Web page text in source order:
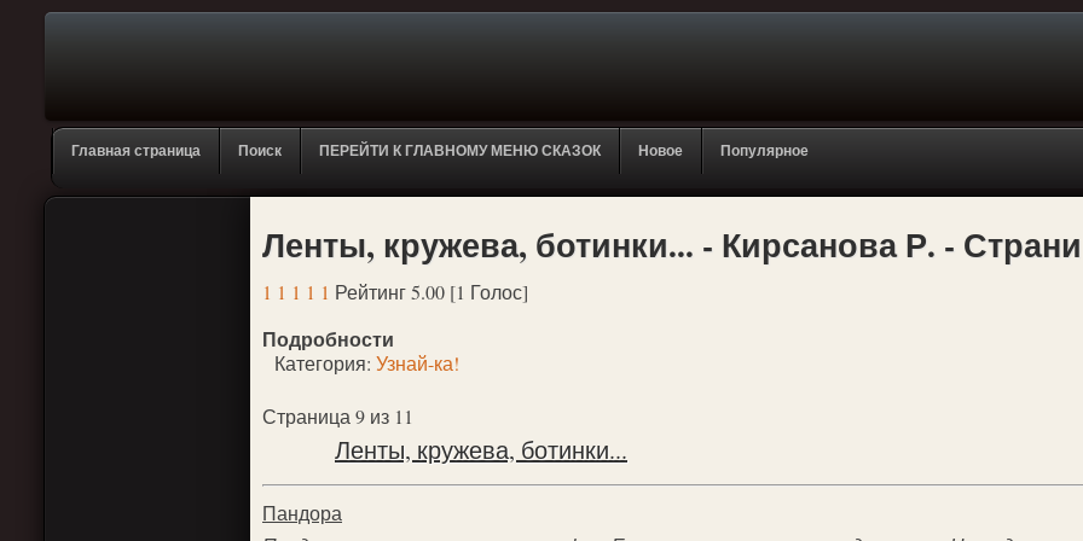
Главная страница Поиск ПЕРЕЙТИ К ГЛАВНОМУ МЕНЮ СКАЗОК Новое Популярное
Ленты, кружева, ботинки... - Кирсанова Р. -
1 1 1 1 1 Рейтинг 5.00 [1 Голос]
Подробности
Категория: Узнай-ка!
Страница 9 из 11
Ленты, кружева, ботинки...
Пандора